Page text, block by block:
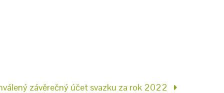
závěrečný účet svazku za rok 2022